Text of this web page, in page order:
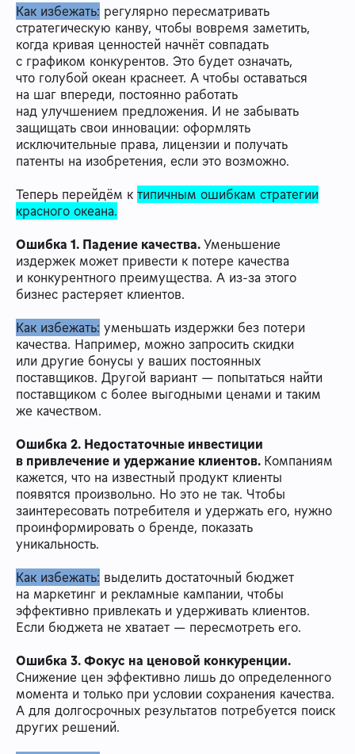
Как избежать: регулярно пересматривать
стратегическую канву, чтобы вовремя заметить,
когда кривая ценностей начнёт совпадать
с графиком конкурентов. Это будет означать,
что голубой океан краснеет. А чтобы оставаться
на шаг впереди, постоянно работать
над улучшением предложения. И не забывать
защищать свои инновации: оформлять
исключительные права, лицензии и получать
патенты на изобретения, если это возможно.
Теперь перейдём к типичным ошибкам стратегии
красного океана.
Ошибка 1. Падение качества.Уменьшение
издержек может привести к потере качества
и конкурентного преимущества. А из-за этого
бизнес растеряет клиентов.
Как избежать: уменьшать издержки без потери
качества. Например, можно запросить скидки
или другие бонусы у ваших постоянных
поставщиков. Другой вариант — попытаться найти
поставщиком с более выгодными ценами и таким
же качеством.
Ошибка 2. Недостаточные инвестиции
в привлечение и удержание клиентов. Компаниям
кажется, что на известный продукт клиенты
появятся произвольно. Но это не так. Чтобы
заинтересовать потребителя и удержать его, нужно
проинформировать о бренде, показать
уникальность.
Как избежать: выделить достаточный бюджет
на маркетинг и рекламные кампании, чтобы
эффективно привлекать и удерживать клиентов.
Если бюджета не хватает — пересмотреть его.
Ошибка 3. Фокус на ценовой конкуренции.
Снижение цен эффективно лишь до определенного
момента и только при условии сохранения качества.
А для долгосрочных результатов потребуется поиск
других решений.